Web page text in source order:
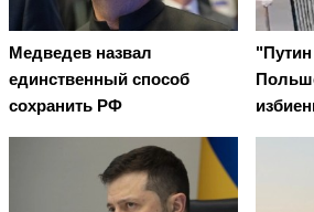
Медведев назвал
единственный способ
сохранить РФ